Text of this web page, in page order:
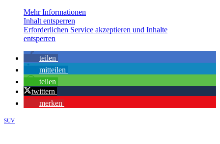
Mehr Informationen
Inhalt entsperren
Erforderlichen Service akzeptieren und Inhalte
entsperren
teilen
mitteilen
teilen
twittern
merken
SUV